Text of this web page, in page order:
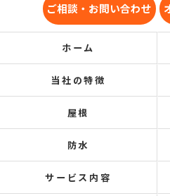
ご相談・お問い合わせ
ホーム
当社の特徴
屋根
防水
サービス内容